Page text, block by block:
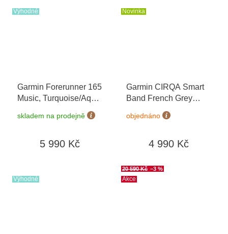
hodnotě 1790 Kč
Výhodné
Garmin Forerunner 165
Music, Turquoise/Aqua
možnost výměny do 90
skladem na prodejně
5 990 Kč
Novinka
Garmin CIRQA Smart
Band French Grey
L/XL 010-04675-01
objednáno
4 990 Kč
Výhodné Akce
20 590 Kč –3 %